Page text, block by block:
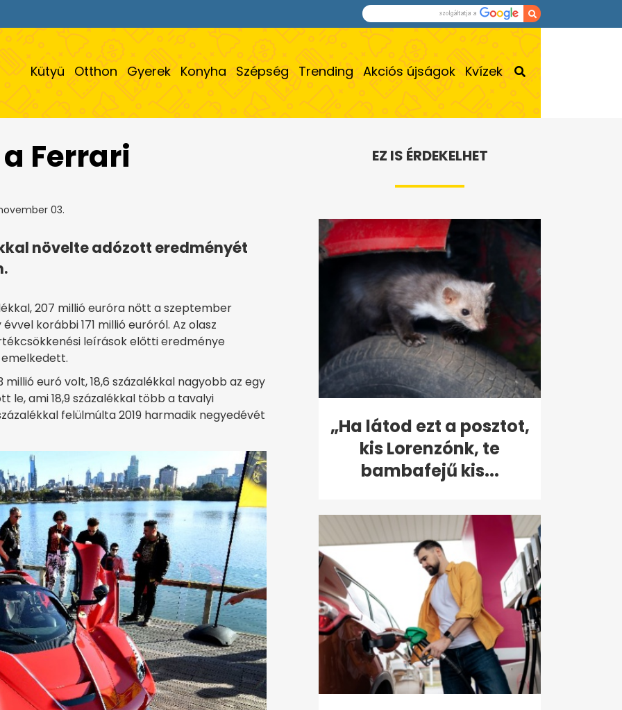
Kütyü Otthon Gyerek Konyha Szépség Trending Akciós újságok Kvízek
Ferrari
03.
növelte adózott eredményét
207 millió euróra nőtt a szeptember
korábbi 171 millió euróról. Az olasz
leírások előtti eredménye
emelkedett.
euró volt, 18,6 százalékkal nagyobb az egy
le, ami 18,9 százalékkal több a tavalyi
felülmúlta 2019 harmadik negyedévét
EZ IS ÉRDEKELHET
„Ha látod ezt a posztot,
kis Lorenzónk, te
bambafejű kis...